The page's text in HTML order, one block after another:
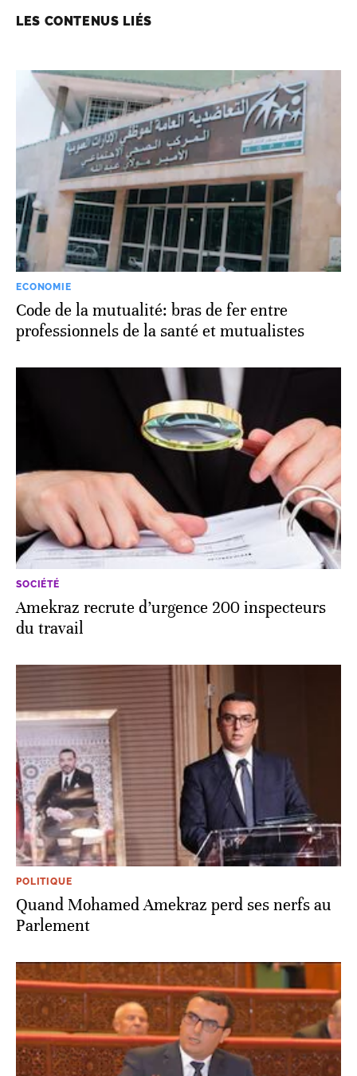
LES CONTENUS LIÉS
ECONOMIE
Code de la mutualité: bras de fer entre
professionnels de la santé et mutualistes
SOCIÉTÉ
Amekraz recrute d’urgence 200 inspecteurs
du travail
POLITIQUE
Quand Mohamed Amekraz perd ses nerfs au
Parlement